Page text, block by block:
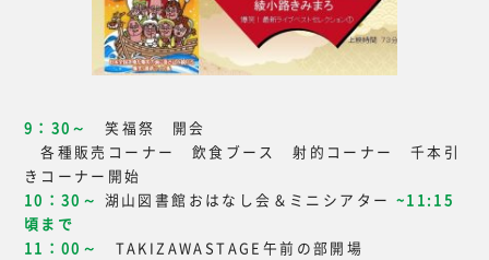
9：30～
笑福祭 開会
各種販売コーナー 飲食ブース 射的コーナー 千本引
きコーナー開始
10：30～ 湖山図書館おはなし会＆ミニシアター ~11:15
頃まで
11：00～
TAKIZAWASTAGE午前の部開場